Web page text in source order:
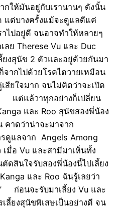
ากให้มันอยู่กับเรานานๆ ดังนั้น
แต่บางครั้งแม้จะดูแลดีแค่
าไปอยู่ดี จนอาจทำให้หลายๆ
ลย Therese Vu และ Duc
ยงสุนัข 2 ตัวและอยู่ด้วยกันมา
ากไปด้วยโรคไตวายเหมือน
สียใจมาก จนไม่คิดว่าจะเปิด
แต่แล้วาทุกอย่างก็เปลี่ยน
และ Roo สุนัขสองพี่น้อง
คาดว่าน่าจะมาจาก
ดูแลจาก Angels Among
มื่อ Vu และสามีมาเห็นทั้ง
ดสินใจรับสองพี่น้องนี้ไปเลี้ยง
และ Roo ฉันรู้เลยว่า
ก่อนจะรับมาเลี้ยง Vu และ
ลี้ยงสุนัขพิเสษเป็นอย่างดี จน